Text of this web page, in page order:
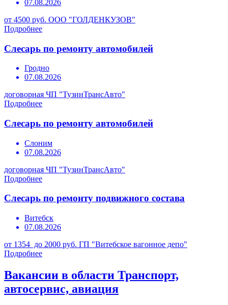
07.08.2026
от 4500 руб. ООО "ГОЛДЕНКУЗОВ"
Подробнее
Слесарь по ремонту автомобилей
Гродно
07.08.2026
договорная ЧП "ТузинТрансАвто"
Подробнее
Слесарь по ремонту автомобилей
Слоним
07.08.2026
договорная ЧП "ТузинТрансАвто"
Подробнее
Слесарь по ремонту подвижного состава
Витебск
07.08.2026
от 1354 до 2000 руб. ГП "Витебское вагонное депо"
Подробнее
Вакансии в области Транспорт,
автосервис, авиация